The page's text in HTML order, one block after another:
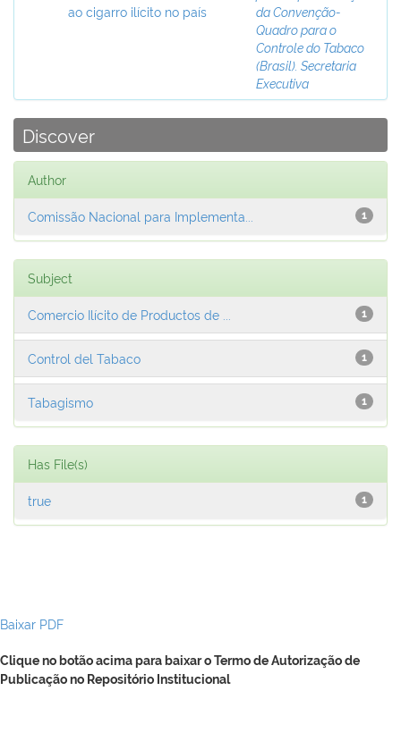
ao cigarro ilícito no país
da Convenção-
Quadro para o
Controle do Tabaco
(Brasil). Secretaria
Executiva
Discover
Author
1
Comissão Nacional para Implementa...
Subject
1
Comercio Ilícito de Productos de ...
1
Control del Tabaco
1
Tabagismo
Has File(s)
1
true
Baixar PDF
Clique no botão acima para baixar o Termo de Autorização de
Publicação no Repositório Institucional